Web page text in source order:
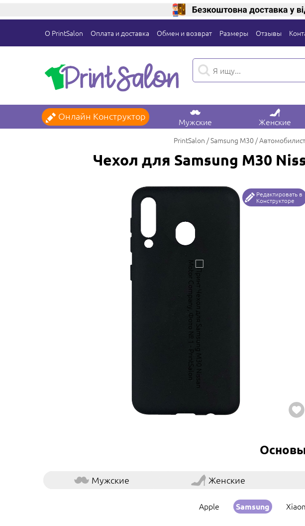
О PrintSalon Оплата и доставка Обмен и возврат Размеры Отзывы
Онлайн Конструктор
Мужские Женские
PrintSalon Samsung M30
Чехол для Samsung M30
Редактировать в
Конструкторе
Мужские Женские
Apple Samsung